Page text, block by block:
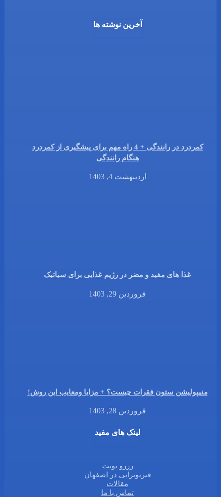
آخرین نوشته ها
کمردرد در رانندگی + 4 راه مهم برای پیشگیری از کمردرد
هنگام رانندگی
اردیبهشت 4, 1403
غذا های مفید و مضر در رژیم غذایی برای سیاتیک
فروردین 29, 1403
منیپولیشن ستون فقرات چیست؟ + مزایا ومعایب این روش!
فروردین 28, 1403
لینک های مفید
رزرو نوبت
فیزیوتراپی در اصفهان
مقالات
تماس با ما